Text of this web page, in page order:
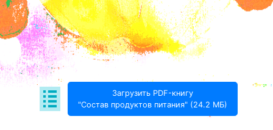
Загрузить PDF-книгу
"Состав продуктов питания" (24.2 МБ)